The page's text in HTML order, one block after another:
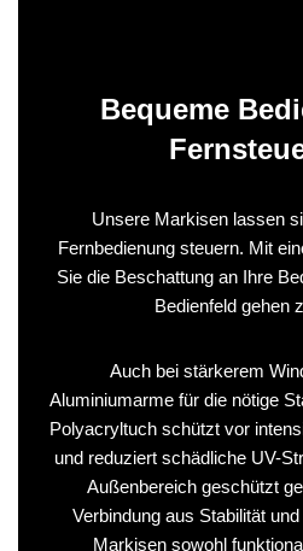
Bequeme
Unsere Markisen lassen
Fernbedienung steuern. Mit
Sie die Beschattung an Ihre
Bedienfeld gehen
Auch bei stärkerem
Aluminiumarme für die nötige
Polyacryltuch schützt vor
und reduziert schädliche UV-
Außenbereich geschützt
Verbindung aus Stabilität
Markisen sowohl